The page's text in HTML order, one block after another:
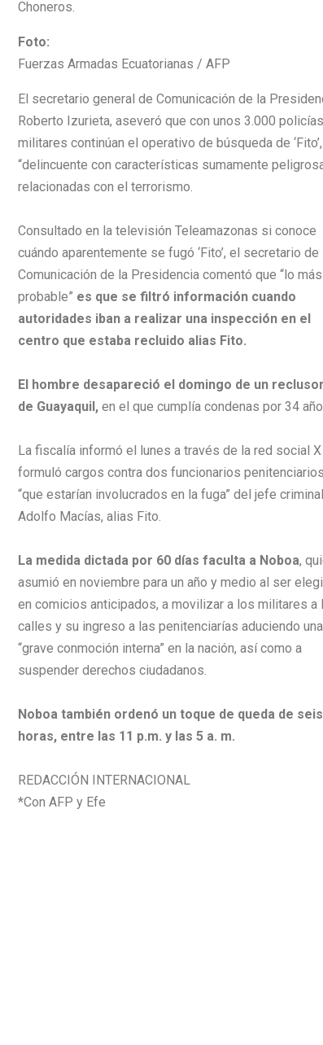
Choneros.
Foto:
Fuerzas Armadas Ecuatorianas / AFP
El secretario general de Comunicación de la
Roberto Izurieta, aseveró que con unos 3.000
militares continúan el operativo de búsqueda de
“delincuente con características sumamente
relacionadas con el terrorismo.
Consultado en la televisión Teleamazonas si conoce
cuándo aparentemente se fugó ‘Fito’, el secretario de
Comunicación de la Presidencia comentó que “lo más
probable” es que se filtró información cuando
autoridades iban a realizar una inspección en el
centro que estaba recluido alias Fito.
El hombre desapareció el domingo de un
de Guayaquil, en el que cumplía condenas por 34
La fiscalía informó el lunes a través de la red social X
formuló cargos contra dos funcionarios penitenciarios
“que estarían involucrados en la fuga” del jefe criminal
Adolfo Macías, alias Fito.
La medida dictada por 60 días faculta a Noboa,
asumió en noviembre para un año y medio al ser
en comicios anticipados, a movilizar a los militares a
calles y su ingreso a las penitenciarías aduciendo una
“grave conmoción interna” en la nación, así como a
suspender derechos ciudadanos.
Noboa también ordenó un toque de queda de seis
horas, entre las 11 p.m. y las 5 a. m.
REDACCIÓN INTERNACIONAL
*Con AFP y Efe​